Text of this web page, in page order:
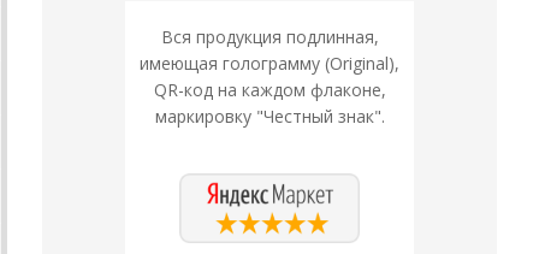
Вся продукция подлинная,
имеющая голограмму (Original),
QR-код на каждом флаконе,
маркировку "Честный знак".